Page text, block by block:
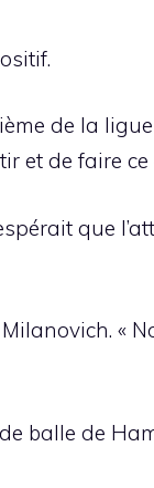
de la
et de faire
que
«
balle de